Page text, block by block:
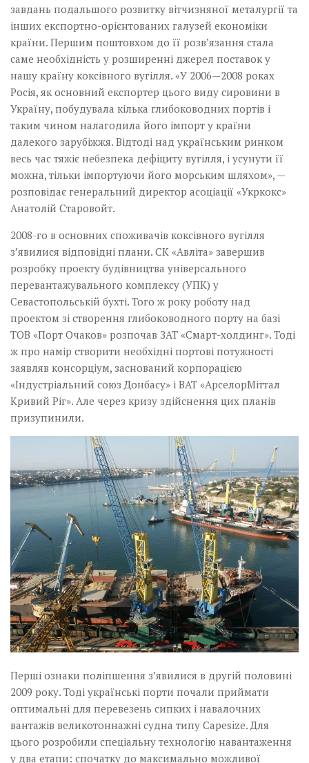
завдань подальшого розвитку вітчизняної металургії та
інших експортно-орієнтованих галузей економіки
країни. Першим поштовхом до її розв’язання стала
саме необхідність у розширенні джерел поставок у
нашу країну коксівного вугілля. «У 2006—2008 роках
Росія, як основний експортер цього виду сировини в
Україну, побудувала кілька глибоководних портів і
таким чином налагодила його імпорт у країни
далекого зарубіжжя. Відтоді над українським ринком
весь час тяжіє небезпека дефіциту вугілля, і усунути її
можна, тільки імпортуючи його морським шляхом», —
розповідає генеральний директор асоціації «Укркокс»
Анатолій Старовойт.
2008-го в основних споживачів коксівного вугілля
з’явилися відповідні плани. СК «Авліта» завершив
розробку проекту будівництва універсального
перевантажувального комплексу (УПК) у
Севастопольській бухті. Того ж року роботу над
проектом зі створення глибоководного порту на базі
ТОВ «Порт Очаков» розпочав ЗАТ «Смарт-холдинг». Тоді
ж про намір створити необхідні портові потужності
заявляв консорціум, заснований корпорацією
«Індустріальний союз Донбасу» і ВАТ «AрселорМіттал
Кривий Ріг». Але через кризу здійснення цих планів
призупинили.
Перші ознаки поліпшення з’явилися в другій половині
2009 року. Тоді українські порти почали приймати
оптимальні для перевезень сипких і навалочних
вантажів великотоннажні судна типу Capesize. Для
цього розробили спеціальну технологію навантаження
у два етапи: спочатку до максимально можливої